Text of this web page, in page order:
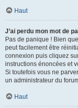
Haut
J’ai perdu mon mot de
Pas de panique ! Bien
peut facilement être
connexion puis cliquez
instructions énoncées et
Si toutefois vous ne
un administrateur du
Haut